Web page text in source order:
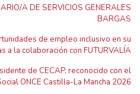
A DE SERVICIOS GENERALES
BARGAS
de empleo inclusivo en su
a la colaboración con FUTURVALÍA
de CECAP, reconocido con el
ONCE Castilla-La Mancha 2026